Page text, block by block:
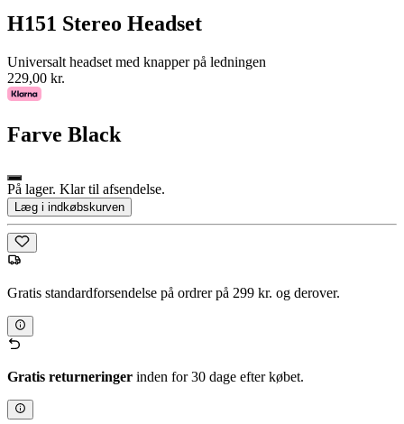
H151 Stereo Headset
Universalt headset med knapper på ledningen
229,00 kr.
Farve Black
På lager. Klar til afsendelse.
Læg i indkøbskurven
Gratis standardforsendelse på ordrer på 299 kr. og derover.
Gratis returneringer inden for 30 dage efter købet.